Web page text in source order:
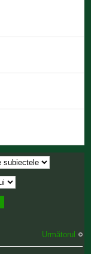
Următorul